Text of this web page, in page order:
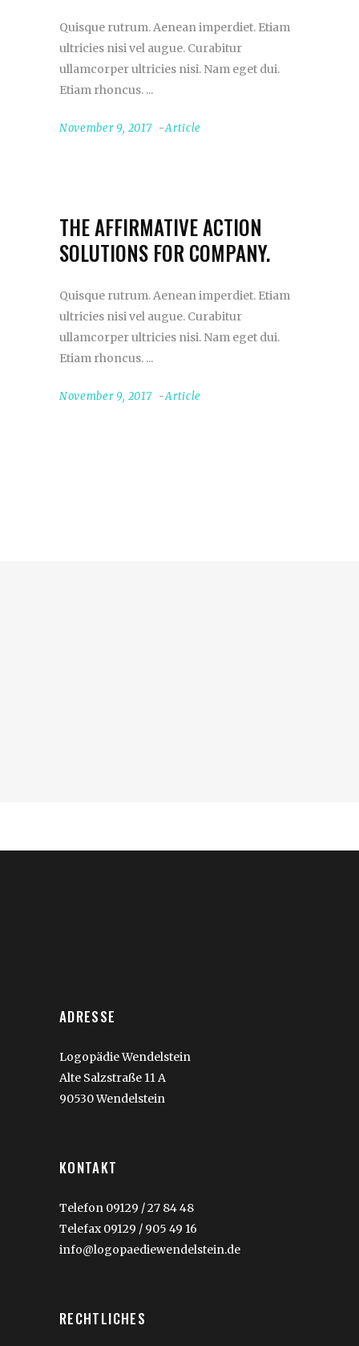
Quisque rutrum. Aenean imperdiet. Etiam
ultricies nisi vel augue. Curabitur
ullamcorper ultricies nisi. Nam eget dui.
Etiam rhoncus.
November 9, 2017 Article
THE AFFIRMATIVE ACTION
SOLUTIONS FOR COMPANY.
Quisque rutrum. Aenean imperdiet. Etiam
ultricies nisi vel augue. Curabitur
ullamcorper ultricies nisi. Nam eget dui.
Etiam rhoncus.
November 9, 2017 Article
ADRESSE
Logopädie Wendelstein
Alte Salzstraße 11 A
90530 Wendelstein
KONTAKT
Telefon 09129 / 27 84 48
Telefax 09129 / 905 49 16
info@logopaediewendelstein.de
RECHTLICHES